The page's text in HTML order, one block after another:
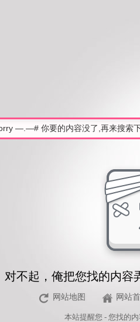
对不起，俺把您找的内容
网站地图 网站
本站提醒您 - 您找的